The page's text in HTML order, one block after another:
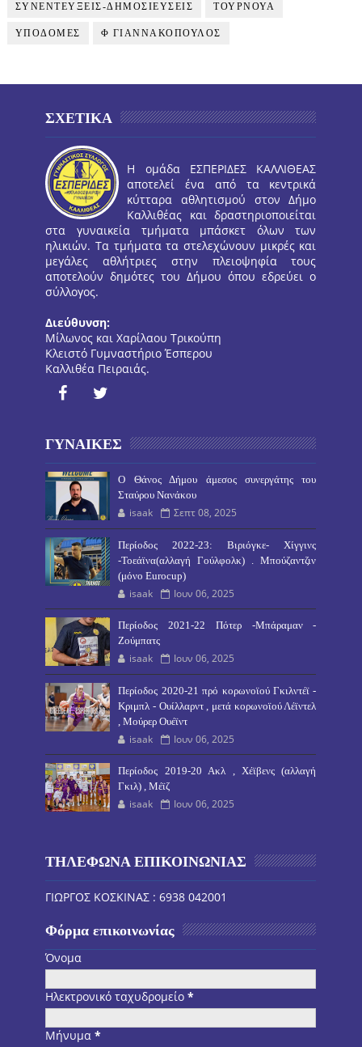
ΣΥΝΕΝΤΕΥΞΕΙΣ-ΔΗΜΟΣΙΕΥΣΕΙΣ ΤΟΥΡΝΟΥΑ
ΥΠΟΔΟΜΕΣ Φ ΓΙΑΝΝΑΚΟΠΟΥΛΟΣ
ΣΧΕΤΙΚΑ
Η ομάδα ΕΣΠΕΡΙΔΕΣ ΚΑΛΛΙΘΕΑΣ
αποτελεί ένα από τα κεντρικά
κύτταρα αθλητισμού στον Δήμο
Καλλιθέας και δραστηριοποιείται
στα γυναικεία τμήματα μπάσκετ όλων των
ηλικιών. Τα τμήματα τα στελεχώνουν μικρές και
μεγάλες αθλήτριες στην πλειοψηφία τους
αποτελούν δημότες του Δήμου όπου εδρεύει ο
σύλλογος.
Διεύθυνση:
Μίλωνος και Χαρίλαου Τρικούπη
Κλειστό Γυμναστήριο Έσπερου
Καλλιθέα Πειραιάς.
ΓΥΝΑΙΚΕΣ
O Θάνος Δήμου άμεσος συνεργάτης του
Σταύρου Νανάκου
isaak Σεπτ 08, 2025
Περίοδος 2022-23: Βιριόγκε- Χίγγινς
-Τοεάϊνα(αλλαγή Γούλφολκ) . Μπούζαντζιν
(μόνο Eurocup)
isaak Ιουν 06, 2025
Περίοδος 2021-22 Πότερ -Μπάραμαν -
Ζούμπατς
isaak Ιουν 06, 2025
Περίοδος 2020-21 πρό κορωνοϊού Γκιλντέϊ -
Κριμπλ - Ουίλλαρντ , μετά κορωνοϊού Λέϊντελ
, Μούρερ Ουέϊντ
isaak Ιουν 06, 2025
Περίοδος 2019-20 Ακλ , Χέϊβενς (αλλαγή
Γκιλ) , Μέϊζ
isaak Ιουν 06, 2025
ΤΗΛΕΦΩΝΑ ΕΠΙΚΟΙΝΩΝΙΑΣ
ΓΙΩΡΓΟΣ ΚΟΣΚΙΝΑΣ : 6938 042001
Φόρμα επικοινωνίας
Όνομα
Ηλεκτρονικό ταχυδρομείο*
Μήνυμα*